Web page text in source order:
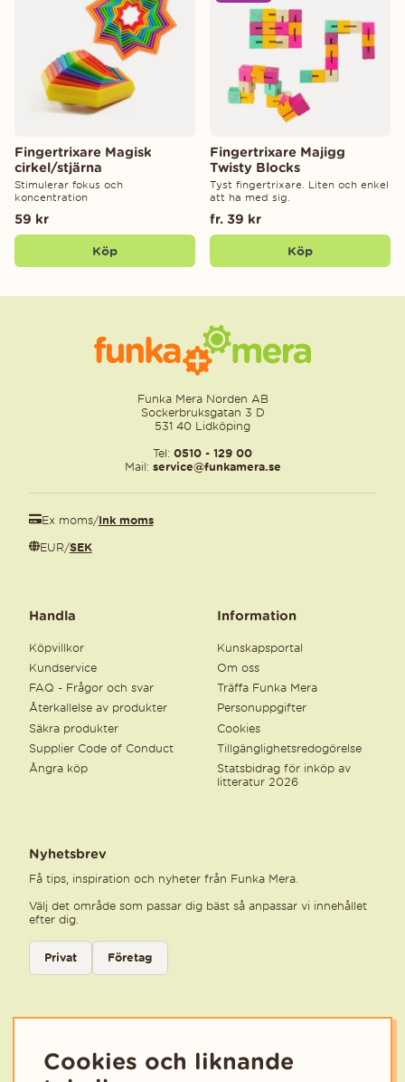
Fingertrixare Magisk
cirkel/stjärna
Stimulerar fokus och
koncentration
59 kr
Köp
Fingertrixare Majigg
Twisty Blocks
Tyst fingertrixare. Liten och enkel
att ha med sig.
fr. 39 kr
Köp
Funka Mera Norden AB
Sockerbruksgatan 3 D
531 40 Lidköping
Tel: 0510 - 129 00
Mail: service@funkamera.se
Ex moms/Ink moms
EUR/SEK
Handla
Köpvillkor
Kundservice
FAQ - Frågor och svar
Återkallelse av produkter
Säkra produkter
Supplier Code of Conduct
Ångra köp
Information
Kunskapsportal
Om oss
Träffa Funka Mera
Personuppgifter
Cookies
Tillgänglighetsredogörelse
Statsbidrag för inköp av
litteratur 2026
Nyhetsbrev
Få tips, inspiration och nyheter från Funka Mera.
Välj det område som passar dig bäst så anpassar vi innehållet
efter dig.
Välj kategori för nyhetsbrev
Privat
Företag
Cookies och liknande